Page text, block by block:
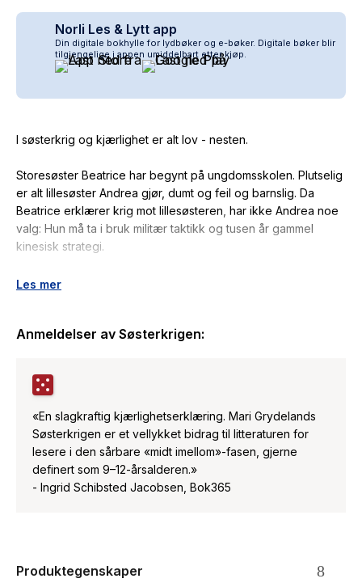
Norli Les & Lytt app
Din digitale bokhylle for lydbøker og e-bøker. Digitale bøker blir
tilgjengelige i appen umiddelbart etter kjøp.
I søsterkrig og kjærlighet er alt lov - nesten.
Storesøster Beatrice har begynt på ungdomsskolen. Plutselig
er alt lillesøster Andrea gjør, dumt og feil og barnslig. Da
Beatrice erklærer krig mot lillesøsteren, har ikke Andrea noe
valg: Hun må ta i bruk militær taktikk og tusen år gammel
kinesisk strategi.
For Andrea vil ikke bare vinne kampen: Hun vil ha søsteren
Søsterkrigen er for alle som vet at søstre er de vanskeligste
Les mer
Anmeldelser av Søsterkrigen:
«En slagkraftig kjærlighetserklæring. Mari Grydelands
Søsterkrigen er et vellykket bidrag til litteraturen for
lesere i den sårbare «midt imellom»-fasen, gjerne
definert som 9–12-årsalderen.»
- Ingrid Schibsted Jacobsen, Bok365
Produktegenskaper